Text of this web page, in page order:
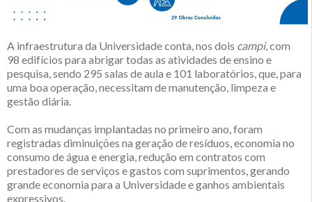
A infraestrutura da Universidade conta, nos dois campi, com
98 edifícios para abrigar todas as atividades de ensino e
pesquisa, sendo 295 salas de aula e 101 laboratórios, que, para
uma boa operação, necessitam de manutenção, limpeza e
gestão diária.
Com as mudanças implantadas no primeiro ano, foram
registradas diminuições na geração de resíduos, economia no
consumo de água e energia, redução em contratos com
prestadores de serviços e gastos com suprimentos, gerando
grande economia para a Universidade e ganhos ambientais
expressivos.